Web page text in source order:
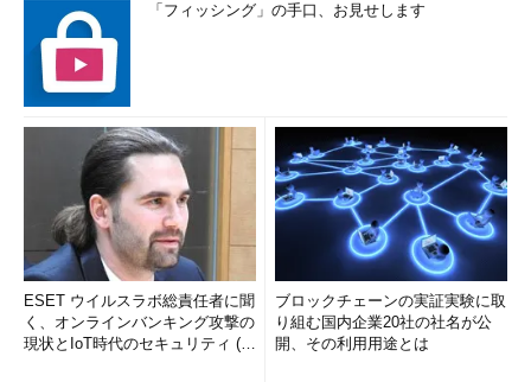
「フィッシング」の手口、お見せします
ESET ウイルスラボ総責任者に聞
く、オンラインバンキング攻撃の
現状とIoT時代のセキュリティ (1/
ブロックチェーンの実証実験に取
り組む国内企業20社の社名が公
開、その利用用途とは